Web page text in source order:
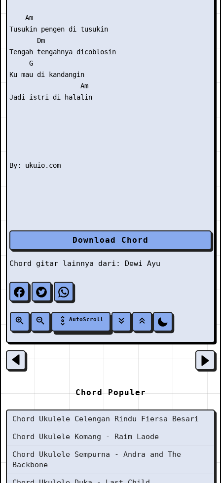
    Am
Tusukin pengen di tusukin
       Dm
Tengah tengahnya dicoblosin
     G
Ku mau di kandangin
                  Am
Jadi istri di halalin
Download Chord
Chord gitar lainnya dari: Dewi Ayu
AutoScroll
Chord Populer
Chord Ukulele Celengan Rindu Fiersa Besari
Chord Ukulele Komang - Raim Laode
Chord Ukulele Sempurna - Andra and The
Backbone